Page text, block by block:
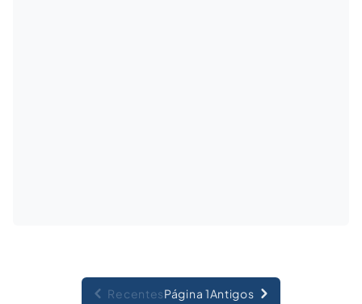
RecentesPágina 1Antigos